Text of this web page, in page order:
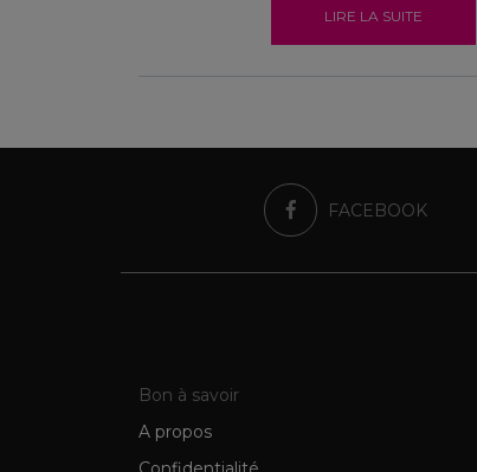
LIRE LA SUITE
FACEBOOK
Bon à savoir
A propos